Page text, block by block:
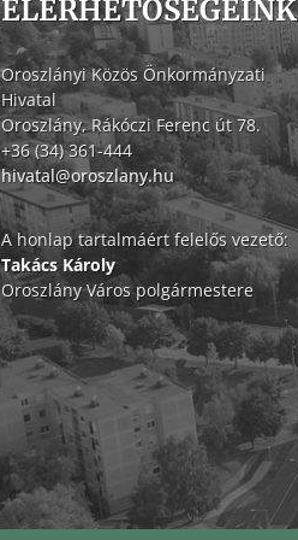
ELÉRHETŐSÉGEINK
Oroszlányi Közös Önkormányzati
Hivatal
Oroszlány, Rákóczi Ferenc út 78.
+36 (34) 361-444
hivatal@oroszlany.hu
A honlap tartalmáért felelős vezető:
Takács Károly
Oroszlány Város polgármestere